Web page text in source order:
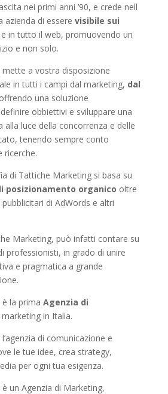
nei primi anni ’90, e crede nell
azienda di essere visibile sui
e in tutto il web, promuovendo un
e non solo.
a vostra disposizione
in tutti i campi dal marketing, dal
una soluzione
obbiettivi e sviluppare una
alla luce della concorrenza e delle
tenendo sempre conto
ricerche.
di Tattiche Marketing si basa su
posizionamento organico oltre
di AdWords e altri
Marketing, può infatti contare su
professionisti, in grado di unire
e pragmatica a grande
la prima Agenzia di
marketing in Italia.
di comunicazione e
le tue idee, crea strategy,
per ogni tua esigenza.
un Agenzia di Marketing,